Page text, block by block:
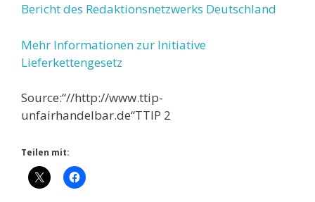
Bericht des Redaktionsnetzwerks Deutschland
Mehr Informationen zur Initiative
Lieferkettengesetz
Source:“//http://www.ttip-
unfairhandelbar.de“TTIP 2
Teilen mit: